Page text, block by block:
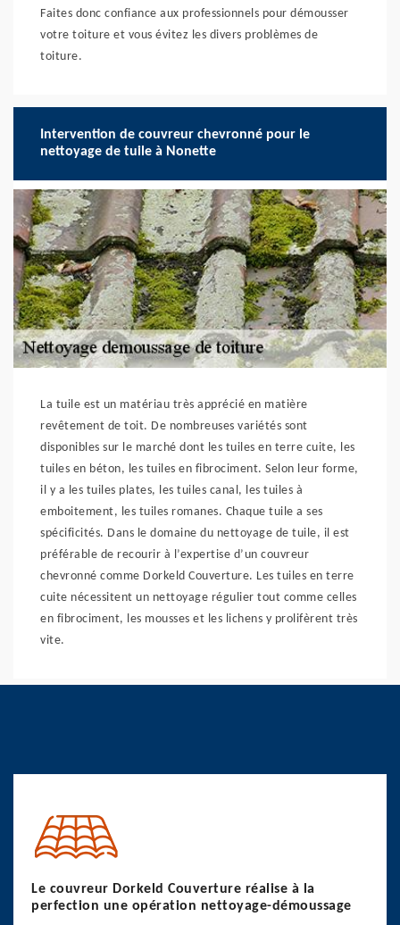
Faites donc confiance aux professionnels pour démousser
votre toiture et vous évitez les divers problèmes de
toiture.
Intervention de couvreur chevronné pour le
nettoyage de tuile à Nonette
La tuile est un matériau très apprécié en matière
revêtement de toit. De nombreuses variétés sont
disponibles sur le marché dont les tuiles en terre cuite, les
tuiles en béton, les tuiles en fibrociment. Selon leur forme,
il y a les tuiles plates, les tuiles canal, les tuiles à
emboitement, les tuiles romanes. Chaque tuile a ses
spécificités. Dans le domaine du nettoyage de tuile, il est
préférable de recourir à l’expertise d’un couvreur
chevronné comme Dorkeld Couverture. Les tuiles en terre
cuite nécessitent un nettoyage régulier tout comme celles
en fibrociment, les mousses et les lichens y prolifèrent très
vite.
Le couvreur Dorkeld Couverture réalise à la
perfection une opération nettoyage-démoussage